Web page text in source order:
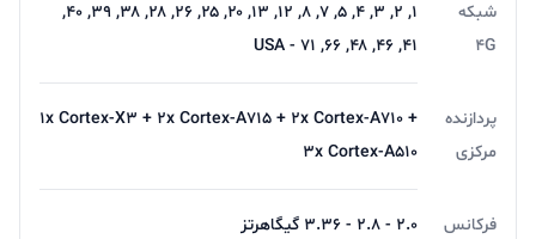
شبکه
4G
۱, ۲, ۳, ۴, ۵, ۷, ۸, ۱۲, ۱۳, ۲۰, ۲۵, ۲۶, ۲۸, ۳۸, ۳۹, ۴۰,
۴۱, ۴۶, ۴۸, ۶۶, ۷۱ - USA
پردازنده
مرکزی
۱x Cortex-X۳ + ۲x Cortex-A۷۱۵ + ۲x Cortex-A۷۱۰ +
۳x Cortex-A۵۱۰
فرکانس
۲.۰ - ۲.۸ - ۳.۳۶ گیگاهرتز